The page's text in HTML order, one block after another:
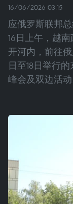
16/06/2026 03:15
应俄罗斯联邦
16日上午，越
开河内，前往
日至18日举行
峰会及双边活动